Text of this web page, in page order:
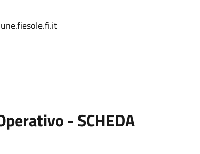
- SCHEDA